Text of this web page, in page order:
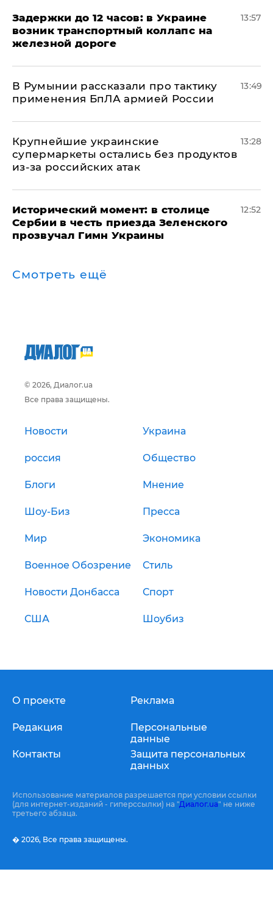
Задержки до 12 часов: в Украине
возник транспортный коллапс на
железной дороге
13:57
В Румынии рассказали про тактику
применения БпЛА армией России
13:49
Крупнейшие украинские
супермаркеты остались без продуктов
из-за российских атак
13:28
Исторический момент: в столице
Сербии в честь приезда Зеленского
прозвучал Гимн Украины
12:52
Смотреть ещё
© 2026, Диалог.ua
Все права защищены.
Новости Украина
россия Общество
Блоги Мнение
Шоу-Биз Пресса
Мир Экономика
Военное Обозрение Стиль
Новости Донбасса Спорт
США Шоубиз
О проекте
Редакция
Контакты
Реклама
Персональные
данные
Защита персональных
данных
Использование материалов разрешается при условии ссылки
(для интернет-изданий - гиперссылки) на "Диалог.ua" не ниже
третьего абзаца.
� 2026, Все права защищены.